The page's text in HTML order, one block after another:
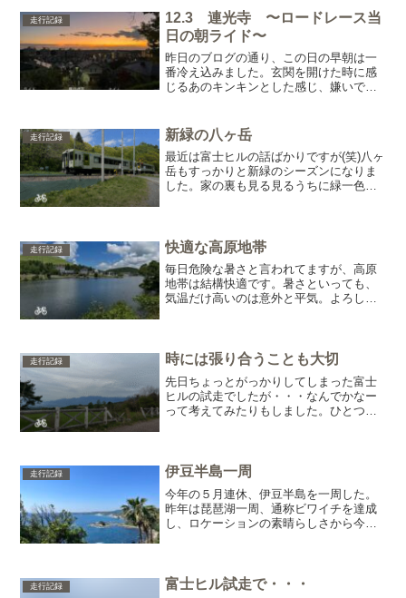
走行記録
12.3 連光寺 〜ロードレース当
日の朝ライド〜
昨日のブログの通り、この日の早朝は一
番冷え込みました。玄関を開けた時に感
じるあのキンキンとした感じ、嫌いでは
いると、うっすら明るくなりかけてきま
す。ついこの間まで日の出...
走行記録 新緑の八ヶ岳
最近は富士ヒルの話ばかりですが(笑)八ヶ
岳もすっかりと新緑のシーズンになりま
した。家の裏も見る見るうちに緑一色に
ながら今日も出...
走行記録 快適な高原地帯
毎日危険な暑さと言われてますが、高原
地帯は結構快適です。暑さといっても、
気温だけ高いのは意外と平気。よろしく
れを起こします。よくそん...
走行記録 時には張り合うことも大切
先日ちょっとがっかりしてしまった富士
ヒルの試走でしたが・・・なんでかなー
って考えてみたりもしました。ひとつ思
ものもあったと思いますが...
走行記録 伊豆半島一周
今年の５月連休、伊豆半島を一周した。
昨年は琵琶湖一周、通称ビワイチを達成
し、ロケーションの素晴らしさから今年
地で体力を使うのに、渋滞で...
走行記録 富士ヒル試走で・・・